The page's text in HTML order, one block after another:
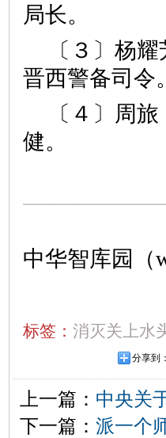
局长。
〔３〕杨
晋西警备司令。
〔４〕周
健。
中华智库园（
标签： 消灭关上水
分享到：
上一篇： 中央关
下一篇： 派一个